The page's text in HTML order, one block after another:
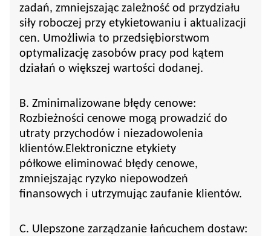
zadań, zmniejszając zależność od przydziału
siły roboczej przy etykietowaniu i aktualizacji
cen. Umożliwia to przedsiębiorstwom
optymalizację zasobów pracy pod kątem
działań o większej wartości dodanej.
B. Zminimalizowane błędy cenowe:
Rozbieżności cenowe mogą prowadzić do
utraty przychodów i niezadowolenia
klientów. Elektroniczne etykiety
półkowe eliminować błędy cenowe,
zmniejszając ryzyko niepowodzeń
finansowych i utrzymując zaufanie klientów.
C. Ulepszone zarządzanie łańcuchem dostaw: